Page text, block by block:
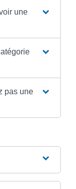
une
pas une